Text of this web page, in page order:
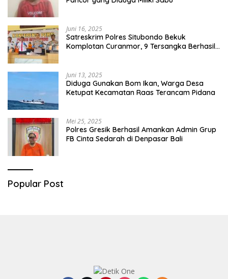
Juni 16, 2025
Satreskrim Polres Situbondo Bekuk
Komplotan Curanmor, 9 Tersangka Berhasil
Juni 13, 2025
Diduga Gunakan Bom Ikan, Warga Desa
Ketupat Kecamatan Raas Terancam Pidana
Mei 25, 2025
Polres Gresik Berhasil Amankan Admin Grup
FB Cinta Sedarah di Denpasar Bali
Popular Post